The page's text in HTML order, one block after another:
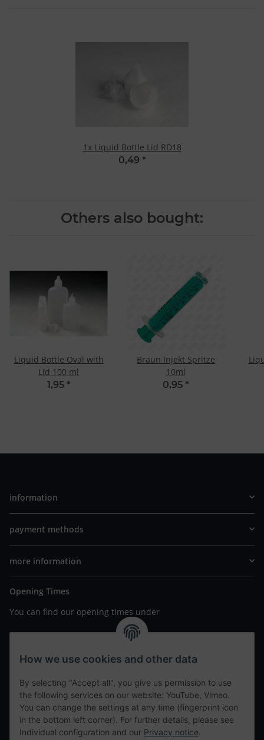
1x Liquid Bottle Lid RD18
0,49 *
Others also bought:
Liquid Bottle Oval with
Lid 100 ml
1,95 *
Braun Injekt Spritze
10ml
0,95 *
information
payment methods
more information
Opening Times
You can find our opening times under
https://www.wannavapor.de/Filialen
your personal site
contact details
tweet
How we use cookies and other data
By selecting "Accept all", you give us permission to use
the following services on our website: YouTube, Vimeo.
You can change the settings at any time (fingerprint icon
in the bottom left corner). For further details, please see
Individual configuration and our Privacy notice.